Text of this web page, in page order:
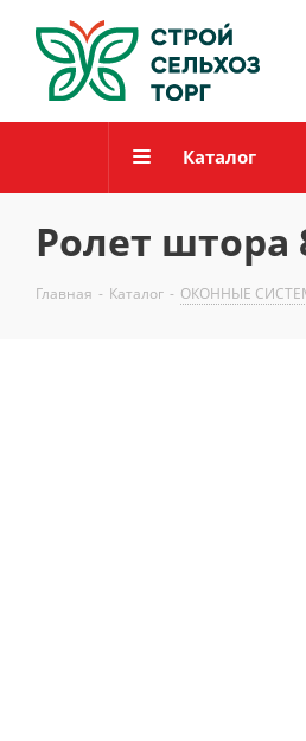
Каталог
Ролет
Главная - Каталог - ОКОННЫЕ